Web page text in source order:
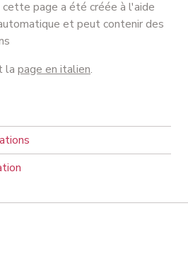
cette page a été créée à l'aide
et peut contenir des
la page en italien.